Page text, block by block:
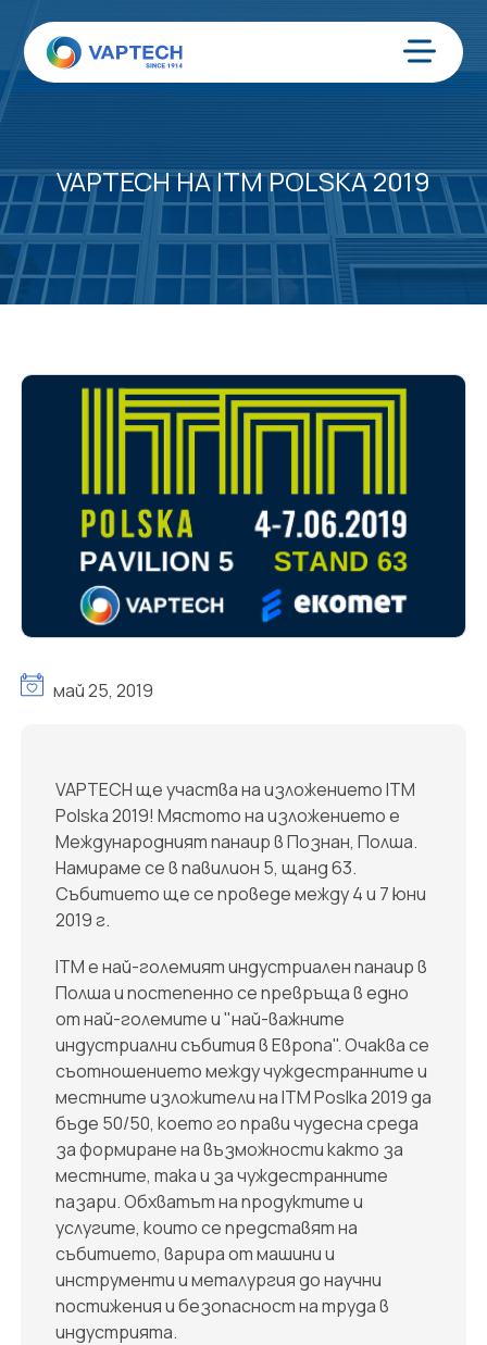
към
съдържанието
Меню
VAPTECH НА ITM POLSKA 2019
май 25, 2019
VAPTECH ще участва на изложението ITM
Polska 2019! Мястото на изложението е
Международният панаир в Познан, Полша.
Намираме се в павилион 5, щанд 63.
Събитието ще се проведе между 4 и 7 юни
2019 г.
ITM е най-големият индустриален панаир в
Полша и постепенно се превръща в едно
от най-големите и "най-важните
индустриални събития в Европа". Очаква се
съотношението между чуждестранните и
местните изложители на ITM Poslka 2019 да
бъде 50/50, което го прави чудесна среда
за формиране на възможности както за
местните, така и за чуждестранните
пазари. Обхватът на продуктите и
услугите, които се представят на
събитието, варира от машини и
инструменти и металургия до научни
постижения и безопасност на труда в
индустрията.